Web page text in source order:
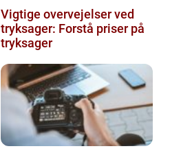
Vigtige overvejelser ved
tryksager: Forstå priser på
tryksager